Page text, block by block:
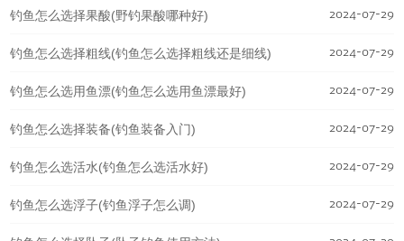
2024-07-29
钓鱼怎么选择果酸(野钓果酸哪种好)
2024-07-29
钓鱼怎么选择粗线(钓鱼怎么选择粗线还是细线)
2024-07-29
钓鱼怎么选用鱼漂(钓鱼怎么选用鱼漂最好)
2024-07-29
钓鱼怎么选择装备(钓鱼装备入门)
2024-07-29
钓鱼怎么选活水(钓鱼怎么选活水好)
2024-07-29
钓鱼怎么选浮子(钓鱼浮子怎么调)